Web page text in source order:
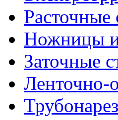
Расточные
Ножницы
Заточные
Ленточно-